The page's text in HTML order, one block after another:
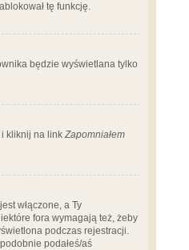
tę funkcję.
będzie wyświetlana tylko
kliknij na link Zapomniałem
włączone, a Ty
fora wymagają też, żeby
podczas rejestracji.
podałeś/aś